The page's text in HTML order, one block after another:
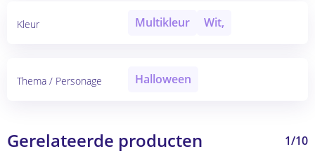
Kleur Multikleur Wit,
Thema / Personage Halloween
Gerelateerde producten 1/10